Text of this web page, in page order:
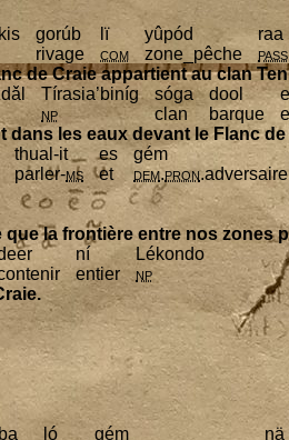
gorúb
rivage
lï
com
yûpód
zone_pêche
raa
pass
de Craie appar­tient au clan
Tíra­sia’­biníg
np
sóga
clan
dool
barque
dans les eaux devant le Flanc
thual-it
par­ler-ms
es
et
gém
dem.pron.adver­saire
la fron­tière entre nos zones
ní
entier
Lékon­do
np
ló
gém
nä